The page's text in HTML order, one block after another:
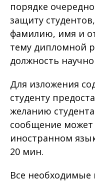
порядке
защиту
фамилию, имя и
тему дипломной
должность
Для изложения
студенту
желанию
сообщение может
иностранном
20 мин.
Все